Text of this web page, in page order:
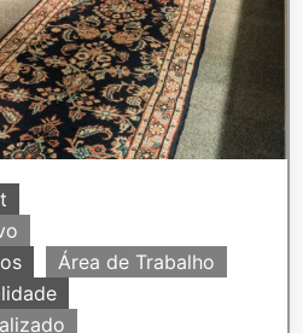
Área de Trabalho